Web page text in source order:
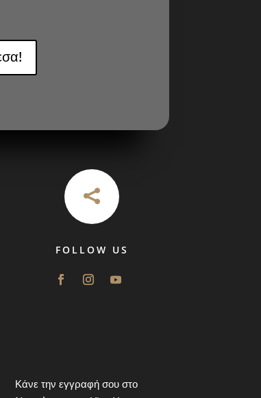

FOLLOW US
Κάνε την εγγραφή σου στο